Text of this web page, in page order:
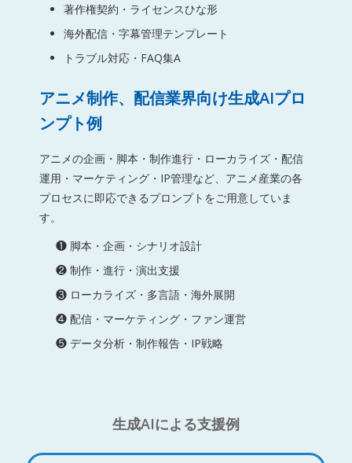
著作権契約・ライセンスひな形
海外配信・字幕管理テンプレート
トラブル対応・FAQ集A
アニメ制作、配信業界向け生成AIプロ
ンプト例
アニメの企画・脚本・制作進行・ローカライズ・配信
運用・マーケティング・IP管理など、アニメ産業の各
プロセスに即応できるプロンプトをご用意していま
す。
❶ 脚本・企画・シナリオ設計
❷ 制作・進行・演出支援
❸ ローカライズ・多言語・海外展開
❹ 配信・マーケティング・ファン運営
❺ データ分析・制作報告・IP戦略
生成AIによる支援例